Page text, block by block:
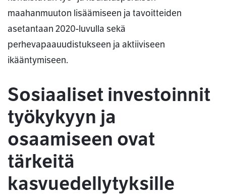
maahanmuuton lisäämiseen ja tavoitteiden
asetantaan 2020-luvulla sekä
perhevapaauudistukseen ja aktiiviseen
ikääntymiseen.
Sosiaaliset investoinnit
työkykyyn ja
osaamiseen ovat
tärkeitä
kasvuedellytyksille